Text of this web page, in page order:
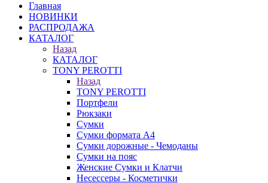
Главная
НОВИНКИ
РАСПРОДАЖА
КАТАЛОГ
Назад
КАТАЛОГ
TONY PEROTTI
Назад
TONY PEROTTI
Портфели
Рюкзаки
Сумки
Сумки формата А4
Сумки дорожные - Чемоданы
Сумки на пояс
Женские Сумки и Клатчи
Несессеры - Косметички